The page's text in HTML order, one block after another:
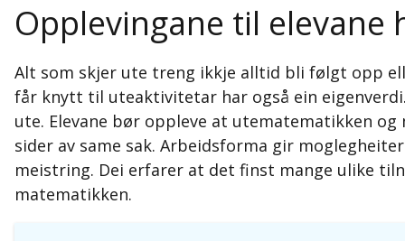
Opplevingane til elevane
Alt som skjer ute treng ikkje alltid bli følgt opp
får knytt til uteaktivitetar har også ein
ute. Elevane bør oppleve at utematematikken
sider av same sak. Arbeidsforma gir
meistring. Dei erfarer at det finst mange ulike
matematikken.